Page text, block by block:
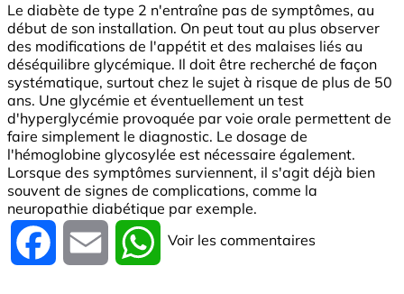
Le diabète de type 2 n'entraîne pas de symptômes, au
début de son installation. On peut tout au plus observer
des modifications de l'appétit et des malaises liés au
déséquilibre glycémique. Il doit être recherché de façon
systématique, surtout chez le sujet à risque de plus de 50
ans. Une glycémie et éventuellement un test
d'hyperglycémie provoquée par voie orale permettent de
faire simplement le diagnostic. Le dosage de
l'hémoglobine glycosylée est nécessaire également.
Lorsque des symptômes surviennent, il s'agit déjà bien
souvent de signes de complications, comme la
neuropathie diabétique par exemple.
Facebook Email WhatsApp
Voir les commentaires